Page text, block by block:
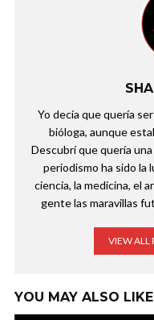
Yo decía que quería
bióloga, aunque
Descubrí que quería
periodismo ha sido la
ciencia, la medicina, el
gente las maravillas
VIEW ALL
YOU MAY ALSO LIKE